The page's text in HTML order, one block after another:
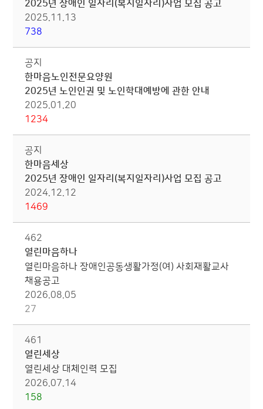
2025년 장애인 일자리(복지일자리)사업 모집 공고
2025.11.13
738
공지
한마음노인전문요양원
2025년 노인인권 및 노인학대예방에 관한 안내
2025.01.20
1234
공지
한마음세상
2025년 장애인 일자리(복지일자리)사업 모집 공고
2024.12.12
1469
462
열린마음하나
열린마음하나 장애인공동생활가정(여) 사회재활교사
채용공고
2026.08.05
27
461
열린세상
열린세상 대체인력 모집
2026.07.14
158